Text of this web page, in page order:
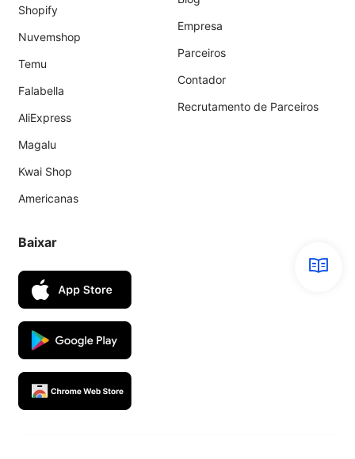
Shopify
Nuvemshop
Temu
Falabella
AliExpress
Magalu
Kwai Shop
Americanas
Empresa
Parceiros
Contador
Recrutamento de Parceiros
Baixar